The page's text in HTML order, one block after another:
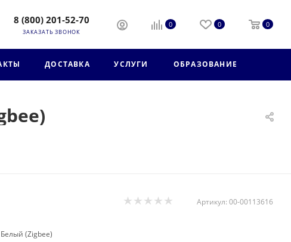
8 (800) 201-52-70
ЗАКАЗАТЬ ЗВОНОК
0 0 0
ДОСТАВКА УСЛУГИ ОБРАЗОВАНИЕ
Артикул: 00-00113616
(Zigbee)